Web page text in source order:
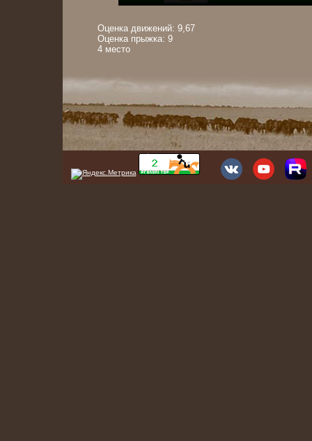
Оценка движений: 9,67
Оценка прыжка: 9
4 место